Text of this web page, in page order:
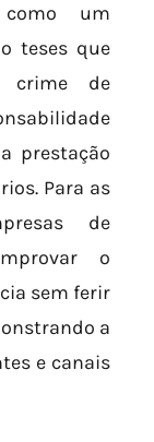
um
teses que
crime de
prestação
Para as
de
o
sem ferir
a
e canais